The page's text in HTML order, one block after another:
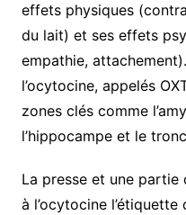
effets physiques
du lait) et ses effets
empathie,
l’ocytocine, appelés
zones clés comme
l’hippocampe et le
La presse et une
à l’ocytocine l’étiquette